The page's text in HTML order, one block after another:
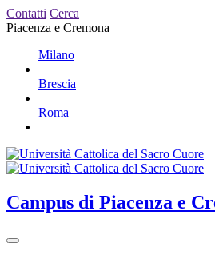
Contatti Cerca
Piacenza e Cremona
Milano
Brescia
Roma
Campus di Piacenza e